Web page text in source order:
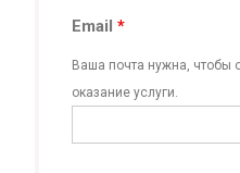
Email *
Ваша почта нужна, чтобы
оказание услуги.